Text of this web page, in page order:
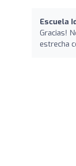
Escuela
Gracias!
estrecha